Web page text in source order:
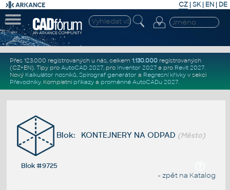
CZ | SK| EN | DE
Přes 123.000 registrovaných u nás, celkem 1.130.000registrovaných
(CZ+EN). Tipy pro AutoCAD 2027, pro Inventor 2027a pro Revit 2027.
Nový Kalkulátor nosníků, Spirograf generátor a Regresní křivkyv sekci
Převodníky. Kompletní příkazya proměnné AutoCADu 2027.
Blok: KONTEJNERY NA ODPAD (Město)
Blok #9725
« zpět na Katalog